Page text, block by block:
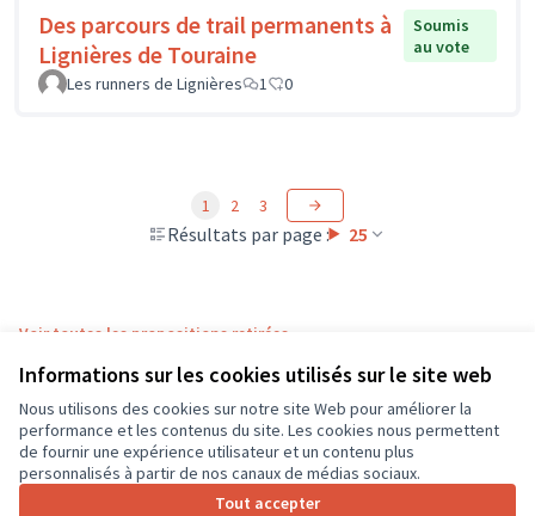
Informations sur les cookies utilisés sur le site web
Nous utilisons des cookies sur notre site Web pour améliorer la
performance et les contenus du site. Les cookies nous permettent
de fournir une expérience utilisateur et un contenu plus
personnalisés à partir de nos canaux de médias sociaux.
Tout accepter
Des parcours de trail permanents à
Lignières de Touraine
Soumis
au vote
Les runners de Lignières
1 0
Résultats par page : 25
1 2 3
Voir toutes les propositions retirées
Conditions d'utilisation
Paramètres des cookies
CD37 sur X
(Lien externe)
CD37 sur Facebook
CD37 sur Instagram
CD37 sur YouTube
(Lien externe)